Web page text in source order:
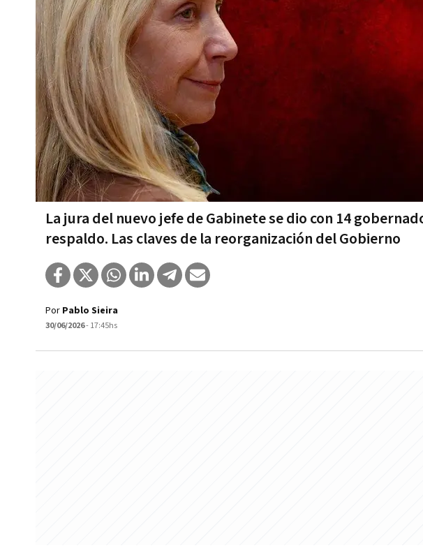
La jura del nuevo jefe de Gabinete se dio con 14
respaldo. Las claves de la reorganización del Gobierno
Por Pablo Sieira
30/06/2026- 17:45hs